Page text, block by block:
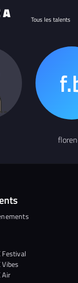
A Tous les talents
Festival
Vibes
Air